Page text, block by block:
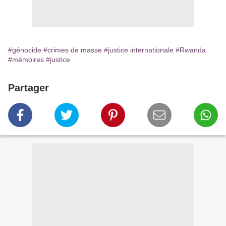
#génocide #crimes de masse #justice internationale #Rwanda
#mémoires #justice
Partager